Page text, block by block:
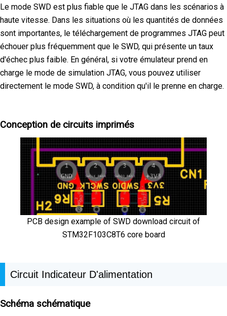
Le mode SWD est plus fiable que le JTAG dans les scénarios à
haute vitesse. Dans les situations où les quantités de données
sont importantes, le téléchargement de programmes JTAG peut
échouer plus fréquemment que le SWD, qui présente un taux
d'échec plus faible. En général, si votre émulateur prend en
charge le mode de simulation JTAG, vous pouvez utiliser
directement le mode SWD, à condition qu'il le prenne en charge.
Conception de circuits imprimés
PCB design example of SWD download circuit of
STM32F103C8T6 core board
Circuit Indicateur D'alimentation
Schéma schématique